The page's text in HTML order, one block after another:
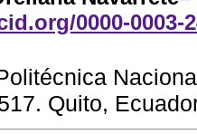
0000-0003-
Quito,